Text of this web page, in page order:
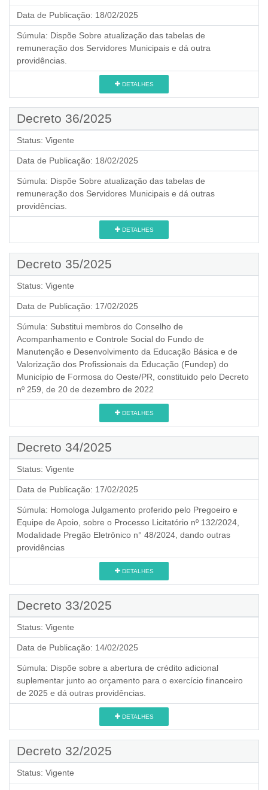
Data de Publicação: 18/02/2025
Súmula: Dispõe Sobre atualização das tabelas de
remuneração dos Servidores Municipais e dá outra
providências.
DETALHES
Decreto 36/2025
Status: Vigente
Data de Publicação: 18/02/2025
Súmula: Dispõe Sobre atualização das tabelas de
remuneração dos Servidores Municipais e dá outras
providências.
DETALHES
Decreto 35/2025
Status: Vigente
Data de Publicação: 17/02/2025
Súmula: Substitui membros do Conselho de
Acompanhamento e Controle Social do Fundo de
Manutenção e Desenvolvimento da Educação Básica e de
Valorização dos Profissionais da Educação (Fundep) do
Município de Formosa do Oeste/PR, constituido pelo Decreto
nº 259, de 20 de dezembro de 2022
DETALHES
Decreto 34/2025
Status: Vigente
Data de Publicação: 17/02/2025
Súmula: Homologa Julgamento proferido pelo Pregoeiro e
Equipe de Apoio, sobre o Processo Licitatório nº 132/2024,
Modalidade Pregão Eletrônico n° 48/2024, dando outras
providências
DETALHES
Decreto 33/2025
Status: Vigente
Data de Publicação: 14/02/2025
Súmula: Dispõe sobre a abertura de crédito adicional
suplementar junto ao orçamento para o exercício financeiro
de 2025 e dá outras providências.
DETALHES
Decreto 32/2025
Status: Vigente